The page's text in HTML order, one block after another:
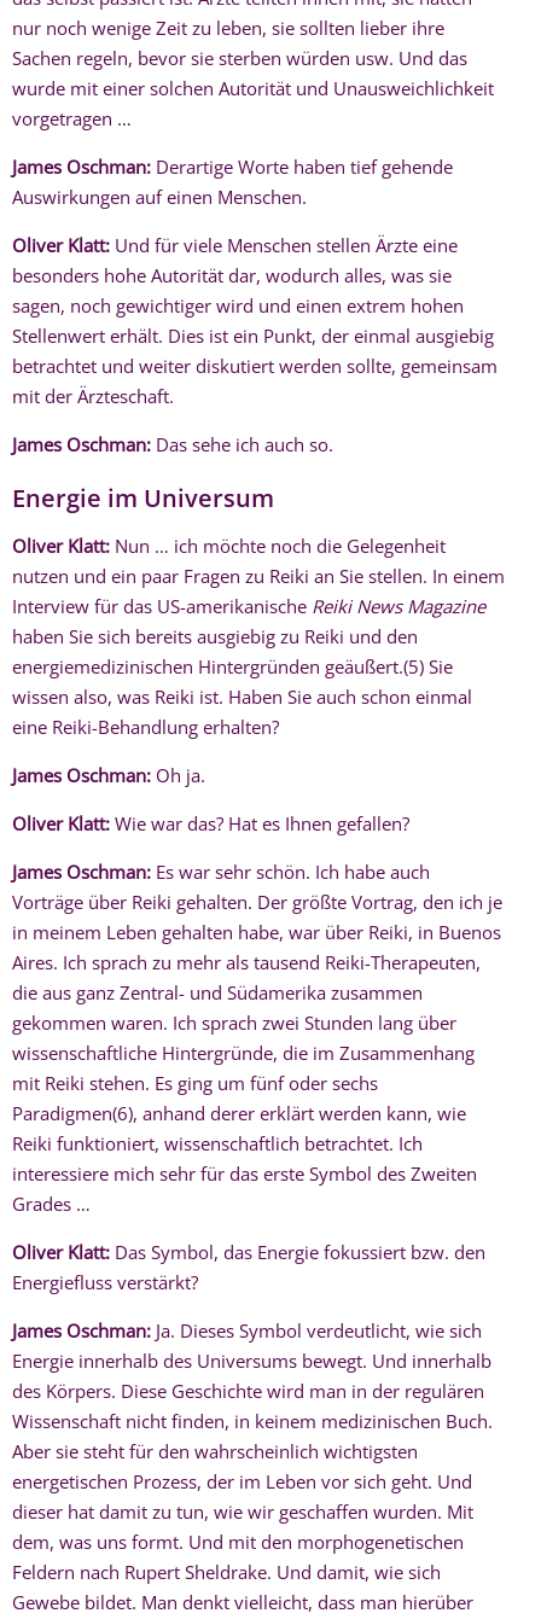
nur noch wenige Zeit zu leben, sie sollten lieber ihre
Sachen regeln, bevor sie sterben würden usw. Und das
wurde mit einer solchen Autorität und Unausweichlichkeit
vorgetragen …
James Oschman: Derartige Worte haben tief gehende
Auswirkungen auf einen Menschen.
Oliver Klatt: Und für viele Menschen stellen Ärzte eine
besonders hohe Autorität dar, wodurch alles, was sie
sagen, noch gewichtiger wird und einen extrem hohen
Stellenwert erhält. Dies ist ein Punkt, der einmal ausgiebig
betrachtet und weiter diskutiert werden sollte, gemeinsam
mit der Ärzteschaft.
James Oschman: Das sehe ich auch so.
Energie im Universum
Oliver Klatt: Nun … ich möchte noch die Gelegenheit
nutzen und ein paar Fragen zu Reiki an Sie stellen. In einem
Interview für das US-amerikanische Reiki News Magazine
haben Sie sich bereits ausgiebig zu Reiki und den
energiemedizinischen Hintergründen geäußert.(5) Sie
wissen also, was Reiki ist. Haben Sie auch schon einmal
eine Reiki-Behandlung erhalten?
James Oschman: Oh ja.
Oliver Klatt: Wie war das? Hat es Ihnen gefallen?
James Oschman: Es war sehr schön. Ich habe auch
Vorträge über Reiki gehalten. Der größte Vortrag, den ich je
in meinem Leben gehalten habe, war über Reiki, in Buenos
Aires. Ich sprach zu mehr als tausend Reiki-Therapeuten,
die aus ganz Zentral- und Südamerika zusammen
gekommen waren. Ich sprach zwei Stunden lang über
wissenschaftliche Hintergründe, die im Zusammenhang
mit Reiki stehen. Es ging um fünf oder sechs
Paradigmen(6), anhand derer erklärt werden kann, wie
Reiki funktioniert, wissenschaftlich betrachtet. Ich
interessiere mich sehr für das erste Symbol des Zweiten
Grades …
Oliver Klatt: Das Symbol, das Energie fokussiert bzw. den
Energiefluss verstärkt?
James Oschman: Ja. Dieses Symbol verdeutlicht, wie sich
Energie innerhalb des Universums bewegt. Und innerhalb
des Körpers. Diese Geschichte wird man in der regulären
Wissenschaft nicht finden, in keinem medizinischen Buch.
Aber sie steht für den wahrscheinlich wichtigsten
energetischen Prozess, der im Leben vor sich geht. Und
dieser hat damit zu tun, wie wir geschaffen wurden. Mit
dem, was uns formt. Und mit den morphogenetischen
Feldern nach Rupert Sheldrake. Und damit, wie sich
Gewebe bildet. Man denkt vielleicht, dass man hierüber